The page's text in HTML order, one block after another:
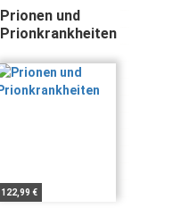
Prionen und
Prionkrankheiten
122,99 €